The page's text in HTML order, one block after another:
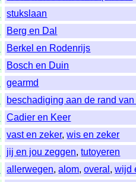
stukslaan
Berg en Dal
Berkel en Rodenrijs
Bosch en Duin
gearmd
beschadiging aan de rand
Cadier en Keer
vast en zeker,wis en zeker
jij en jou zeggen,tutoyeren
allerwegen,alom,overal ,wijd